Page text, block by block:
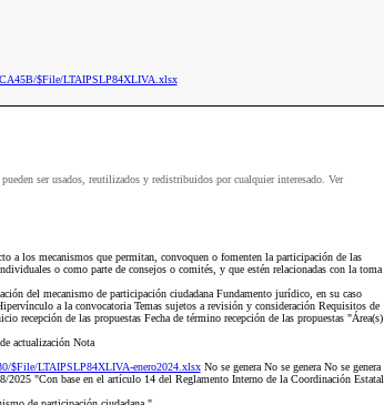
$File/LTAIPSLP84XLIVA.xlsx
ser usados, reutilizados y redistribuidos por cualquier interesado. Ver
a los mecanismos que permitan, convoquen o fomenten la participación de las
o como parte de consejos o comités, y que estén relacionadas con la toma
del mecanismo de participación ciudadana Fundamento jurídico, en su caso
a la convocatoria Temas sujetos a revisión y consideración Requisitos de
recepción de las propuestas Fecha de término recepción de las propuestas "Área(s)
actualización Nota
$File/LTAIPSLP84XLIVA-enero2024.xlsxNo se genera No se genera No se genera
"Con base en el artículo 14 del Reglamento Interno de la Coordinación Estatal